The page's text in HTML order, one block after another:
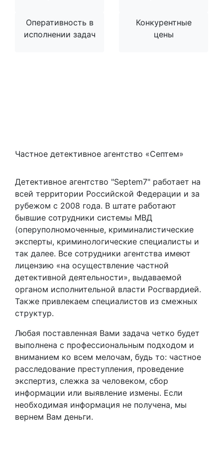
Оперативность в
исполнении задач
Конкурентные
цены
Частное детективное агентство «Септем»
Детективное агентство "Septem7" работает на
всей территории Российской Федерации и за
рубежом с 2008 года. В штате работают
бывшие сотрудники системы МВД
(оперуполномоченные, криминалистические
эксперты, криминологические специалисты и
так далее. Все сотрудники агентства имеют
лицензию «на осуществление частной
детективной деятельности», выдаваемой
органом исполнительной власти Росгвардией.
Также привлекаем специалистов из смежных
структур.
Любая поставленная Вами задача четко будет
выполнена с профессиональным подходом и
вниманием ко всем мелочам, будь то: частное
расследование преступления, проведение
экспертиз, слежка за человеком, сбор
информации или выявление измены. Если
необходимая информация не получена, мы
вернем Вам деньги.